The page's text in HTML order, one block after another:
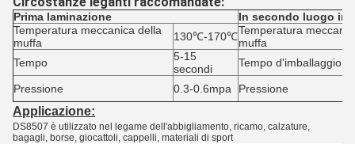
Prima laminazione
In secondo luogo
Temperatura meccanica della
muffa
130℃-170℃Temperatura
muffa
Tempo
5-15
secondi
Tempo d'imballaggio
Pressione 0.3-0.6mpa Pressione
Applicazione:
DS8507 è utilizzato nel legame dell'abbigliamento, ricamo, calzature,
bagagli, borse, giocattoli, cappelli, materiali di sport